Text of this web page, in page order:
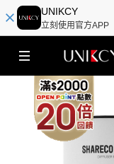
UNIKCY
立刻使用官方APP